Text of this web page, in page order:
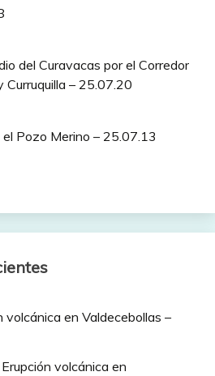
del Curavacas por el Corredor
Curruquilla – 25.07.20
el Pozo Merino – 25.07.13
volcánica en Valdecebollas –
Erupción volcánica en